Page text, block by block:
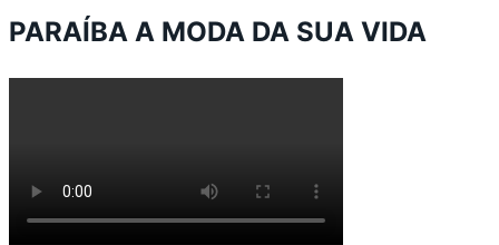
PARAÍBA A MODA DA SUA VIDA